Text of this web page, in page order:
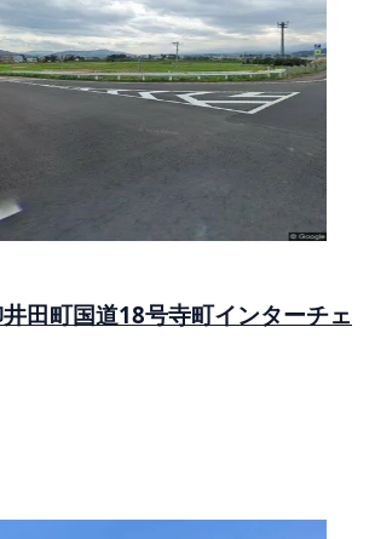
田町国道18号寺町インターチェ